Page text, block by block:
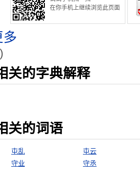
在你手机上继续浏览此页面
多
关的字典解释
关的词语
屯乱
屯云
守业 守丞